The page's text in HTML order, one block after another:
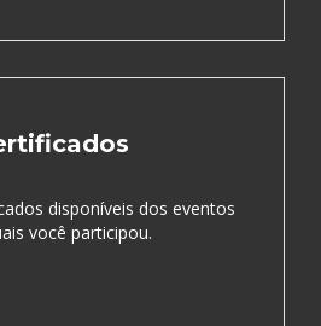
disponíveis dos eventos
você participou.